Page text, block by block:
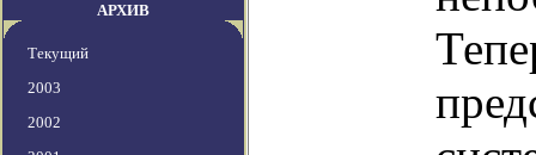
АРХИВ
Текущий
2003
2002